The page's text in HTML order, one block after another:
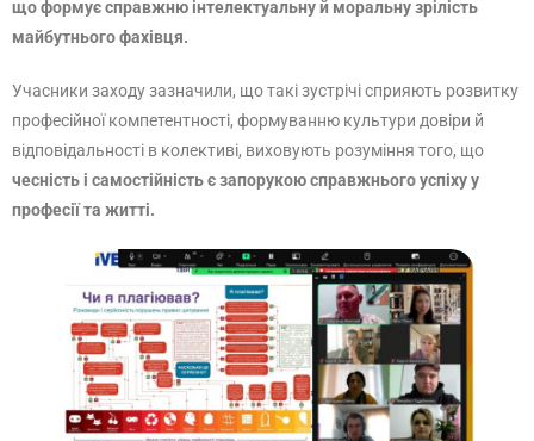
що формує справжню інтелектуальну й моральну зрілість
майбутнього фахівця.
Учасники заходу зазначили, що такі зустрічі сприяють розвитку
професійної компетентності, формуванню культури довіри й
відповідальності в колективі, виховують розуміння того, що
чесність і самостійність є запорукою справжнього успіху у
професії та житті.